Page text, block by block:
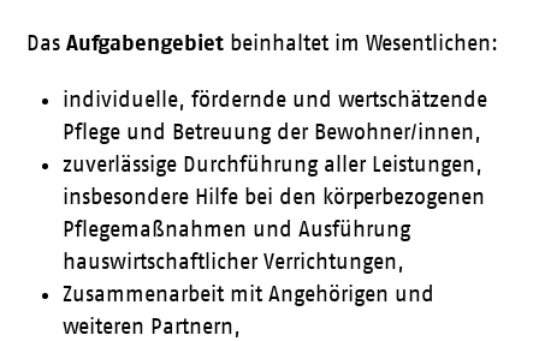
DasAufgabengebiet beinhaltet im Wesentlichen:
individuelle, fördernde und wertschätzende
Pflege und Betreuung der Bewohner/innen,
zuverlässige Durchführung aller Leistungen,
insbesondere Hilfe bei den körperbezogenen
Pflegemaßnahmen und Ausführung
hauswirtschaftlicher Verrichtungen,
Zusammenarbeit mit Angehörigen und
weiteren Partnern,